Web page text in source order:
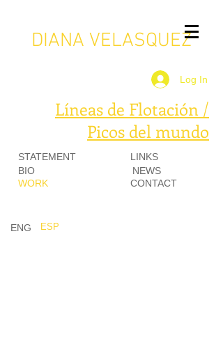
DIANA VELASQUEZ
Log In
Líneas de Flotación /
Picos del mundo
STATEMENT
BIO
WORK
LINKS
NEWS
CONTACT
ENG ESP
Qomolangma/ Everest